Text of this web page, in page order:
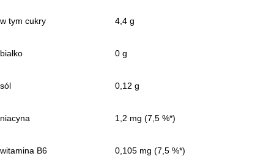
w tym cukry 4,4 g
białko 0 g
sól 0,12 g
niacyna 1,2 mg (7,5 %*)
witamina B6 0,105 mg (7,5 %*)